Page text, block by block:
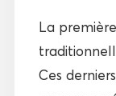
La
Ces